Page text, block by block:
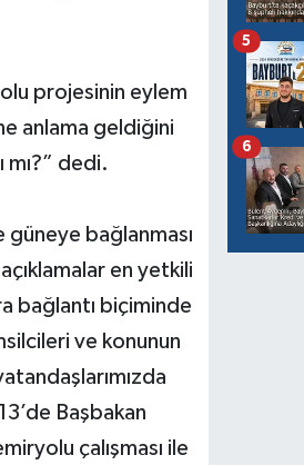
projesinin eylem
anlama geldiğini
dedi.
güneye bağlanması
en yetkili
bağlantı biçiminde
ve konunun
Başbakan
çalışması ile
5
6